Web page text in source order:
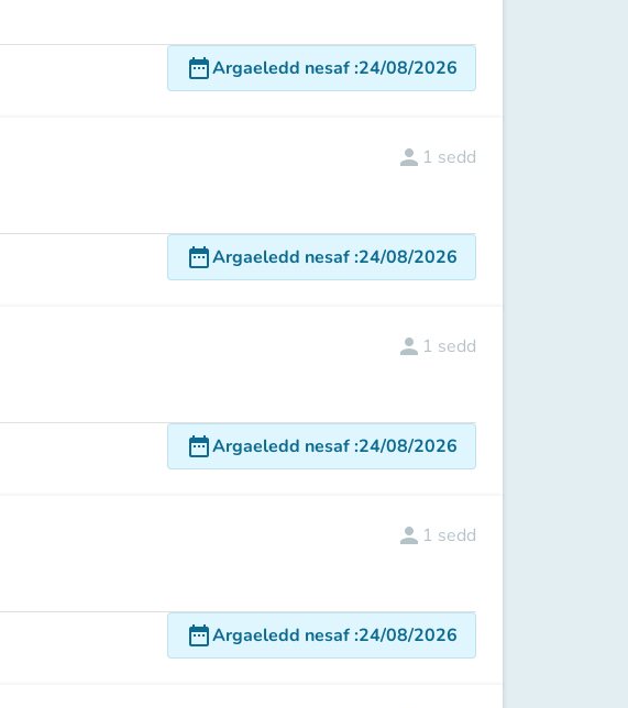
date_rangeArgaeledd nesaf:24/08/2026
person 1 sedd
date_rangeArgaeledd nesaf:24/08/2026
person 1 sedd
date_rangeArgaeledd nesaf:24/08/2026
person 1 sedd
date_rangeArgaeledd nesaf:24/08/2026